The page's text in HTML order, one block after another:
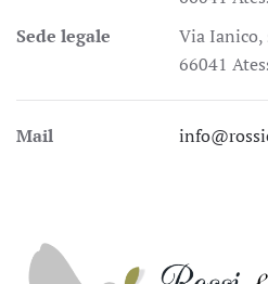
Sede legale
Via Ianico,
66041
Mail